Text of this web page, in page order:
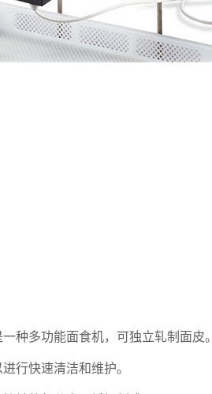
种多功能面食机，可独立轧制面皮。
行快速清洁和维护。